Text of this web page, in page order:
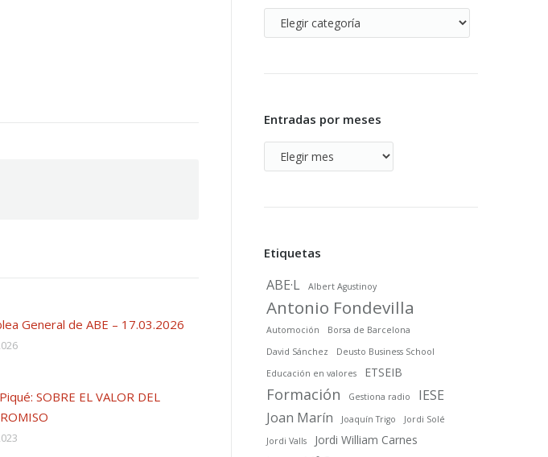
General de ABE – 17.03.2026
SOBRE EL VALOR DEL
Categorías
Blog
Entradas por meses
Entradas
por
Etiquetas
ABE·L Albert Agustinoy
Antonio Fondevilla
Automoción
Borsa de Barcelona
David Sánchez
Deusto Business School
Educación en valores
ETSEIB
Formación Gestiona radio
IESE
Joan Marín
Joaquín Trigo
Jordi Solé
Jordi Valls
Jordi William Carnes